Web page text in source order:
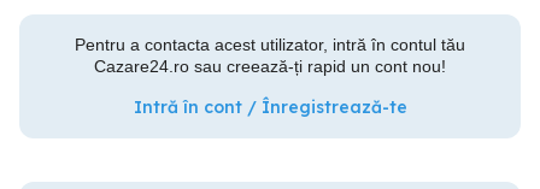
Pentru a contacta acest utilizator, intră în contul tău
Cazare24.ro sau creează-ți rapid un cont nou!
Intră în cont / Înregistrează-te